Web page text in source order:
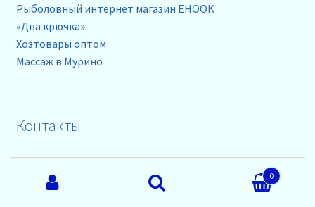
Рыболовный интернет магазин EHOOK
«Два крючка»
Хозтовары оптом
Массаж в Мурино
Контакты
телефоны: +79218630962 0